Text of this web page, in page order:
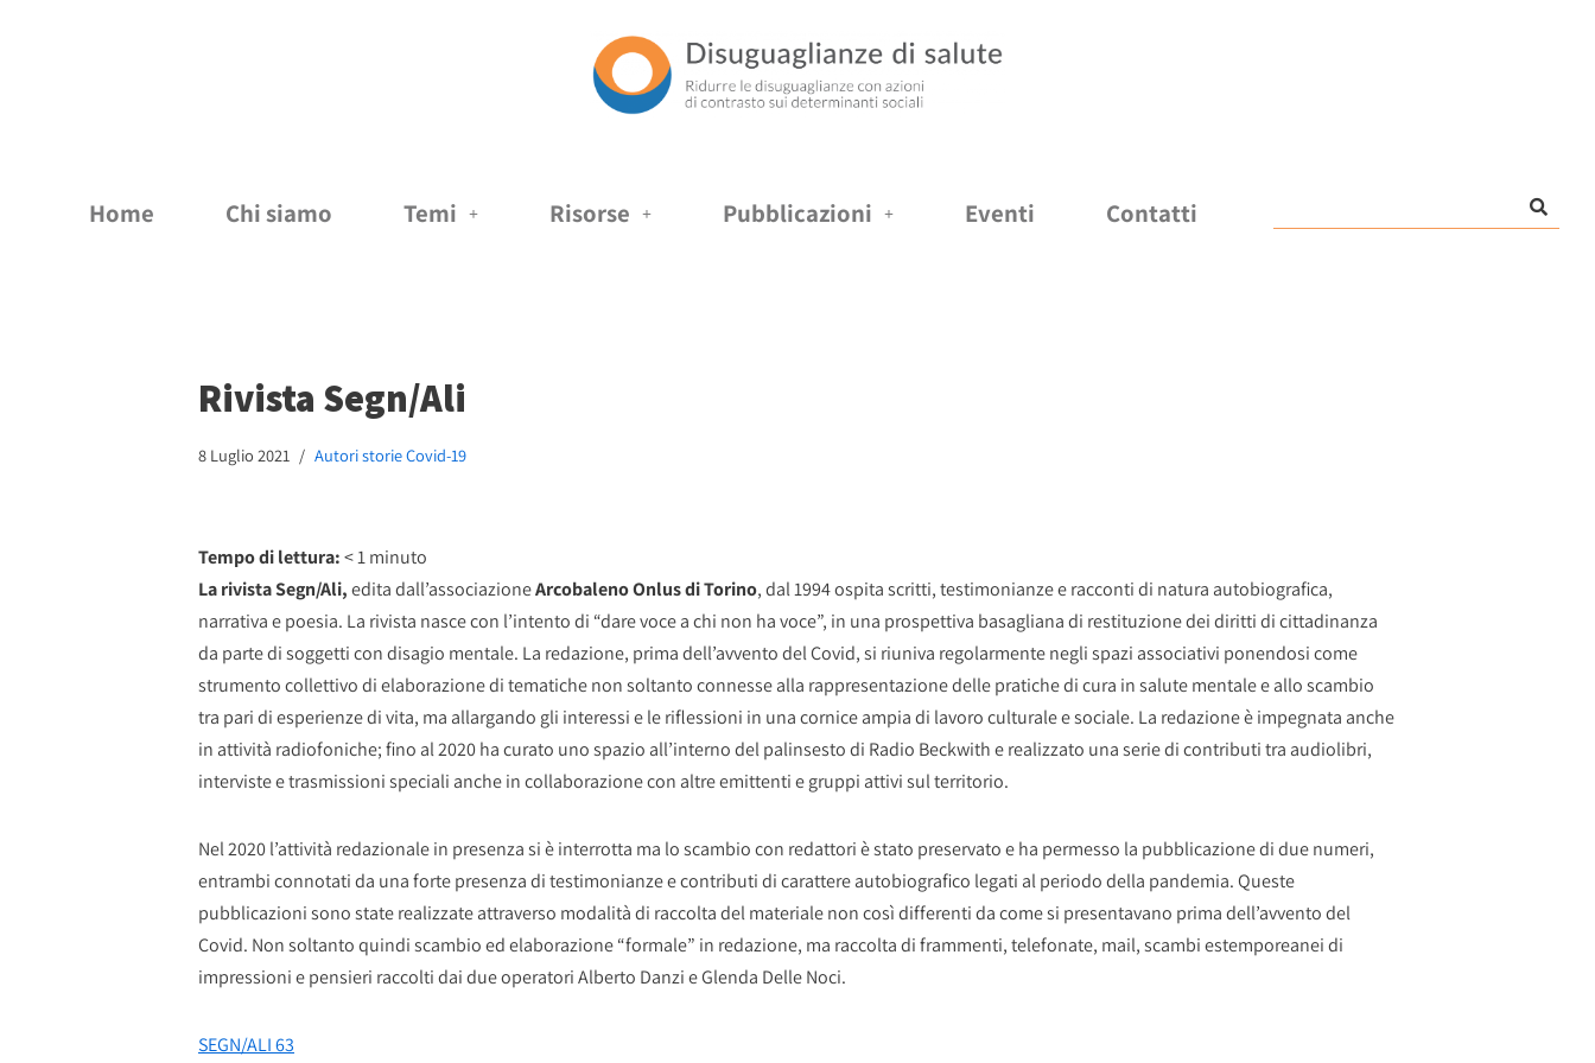
Home Chi siamo Temi Risorse Pubblicazioni Eventi Contatti
Rivista Segn/Ali
8 Luglio 2021 Autori storie Covid-19
Tempo di lettura:< 1minuto
La rivista Segn/Ali,edita dall’associazioneArcobaleno Onlus di Torino, dal 1994 ospita scritti, testimonianze e racconti di natura autobiografica,
narrativa e poesia. La rivista nasce con l’intento di “dare voce a chi non ha voce”, in una prospettiva basagliana di restituzione dei diritti di cittadinanza
da parte di soggetti con disagio mentale. La redazione, prima dell’avvento del Covid, si riuniva regolarmente negli spazi associativi ponendosi come
strumento collettivo di elaborazione di tematiche non soltanto connesse alla rappresentazione delle pratiche di cura in salute mentale e allo scambio
tra pari di esperienze di vita, ma allargando gli interessi e le riflessioni in una cornice ampia di lavoro culturale e sociale. La redazione è impegnata anche
in attività radiofoniche; fino al 2020 ha curato uno spazio all’interno del palinsesto di Radio Beckwith e realizzato una serie di contributi tra audiolibri,
interviste e trasmissioni speciali anche in collaborazione con altre emittenti e gruppi attivi sul territorio.
Nel 2020 l’attività redazionale in presenza si è interrotta ma lo scambio con redattori è stato preservato e ha permesso la pubblicazione di due numeri,
entrambi connotati da una forte presenza di testimonianze e contributi di carattere autobiografico legati al periodo della pandemia. Queste
pubblicazioni sono state realizzate attraverso modalità di raccolta del materiale non così differenti da come si presentavano prima dell’avvento del
Covid. Non soltanto quindi scambio ed elaborazione “formale” in redazione, ma raccolta di frammenti, telefonate, mail, scambi estemporeanei di
impressioni e pensieri raccolti dai due operatori Alberto Danzi e Glenda Delle Noci.
SEGN/ALI 63